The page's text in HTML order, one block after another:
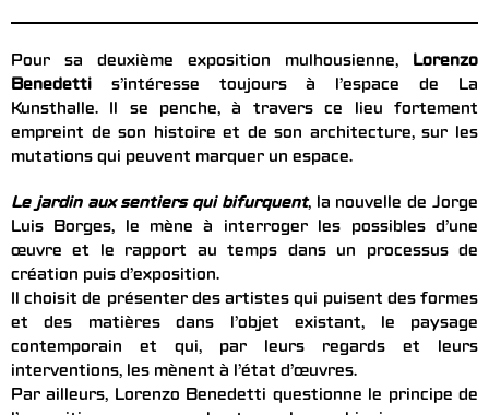
Pour sa deuxième exposition mulhousienne, Lorenzo
Benedetti s’intéresse toujours à l’espace de La
Kunsthalle. Il se penche, à travers ce lieu fortement
empreint de son histoire et de son architecture, sur les
mutations qui peuvent marquer un espace.
Le jardin aux sentiers qui bifurquent, la nouvelle de Jorge
Luis Borges, le mène à interroger les possibles d’une
œuvre et le rapport au temps dans un processus de
création puis d’exposition.
Il choisit de présenter des artistes qui puisent des formes
et des matières dans l’objet existant, le paysage
contemporain et qui, par leurs regards et leurs
interventions, les mènent à l’état d’œuvres.
Par ailleurs, Lorenzo Benedetti questionne le principe de